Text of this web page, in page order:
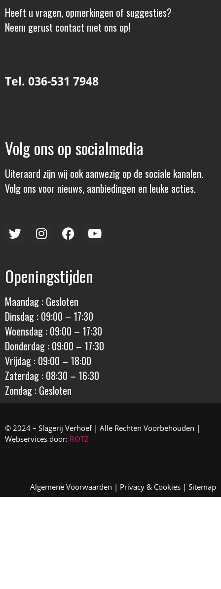
Heeft u vragen, opmerkingen of suggesties?
Neem gerust contact met ons op!
Tel. 036-531 7948
Volg ons op socialmedia
Uiteraard zijn wij ook aanwezig op de sociale kanalen.
Volg ons voor nieuws, aanbiedingen en leuke acties.
Openingstijden
Maandag : Gesloten
Dinsdag : 09:00 – 17:30
Woensdag : 09:00 – 17:30
Donderdag : 09:00 – 17:30
Vrijdag : 09:00 – 18:00
Zaterdag : 08:30 – 16:30
Zondag : Gesloten
© 2024 – Slagerij Verhoef | Alle Rechten Voorbehouden |
Webservices door: ROTZ
Algemene Voorwaarden | Privacy & Cookies | Sitemap